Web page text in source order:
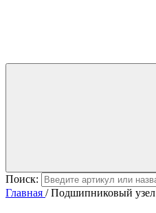
Поиск:
Главная /Подшипниковый узел